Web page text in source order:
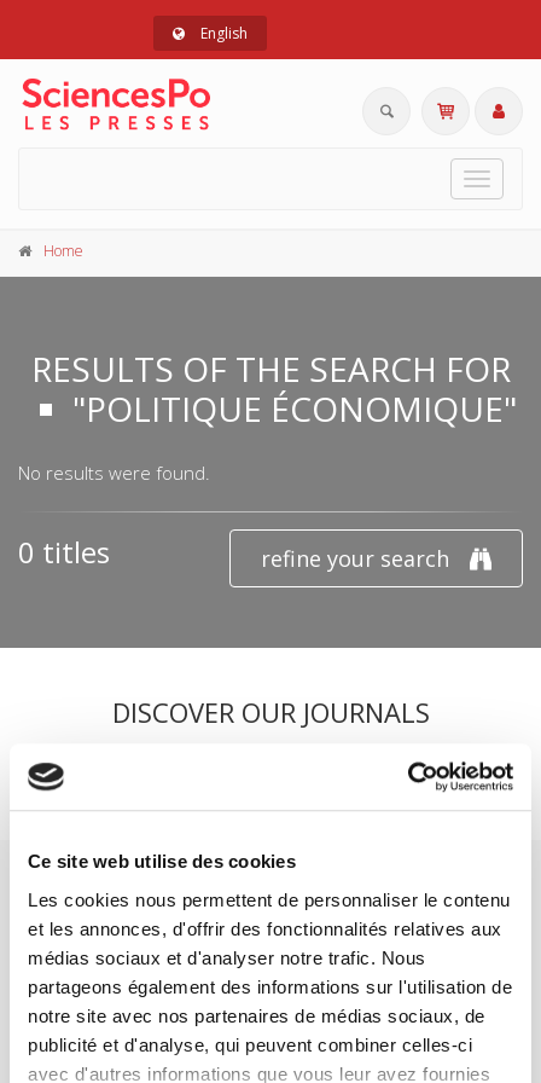
Ce site web utilise des cookies
Les cookies nous permettent de personnaliser le contenu
et les annonces, d'offrir des fonctionnalités relatives aux
médias sociaux et d'analyser notre trafic. Nous
partageons également des informations sur l'utilisation de
notre site avec nos partenaires de médias sociaux, de
publicité et d'analyse, qui peuvent combiner celles-ci
avec d'autres informations que vous leur avez fournies
English
Toggle
Home
RESULTS OF THE SEARCH FOR
"POLITIQUE ÉCONOMIQUE"
No results were found.
refine your search
0 titles
DISCOVER OUR JOURNALS
SCIENCES PO UNIVERSITY PRESS has a threefold role: to publish
original research, to edit reference works for student use, and to
help public and political debate.continue